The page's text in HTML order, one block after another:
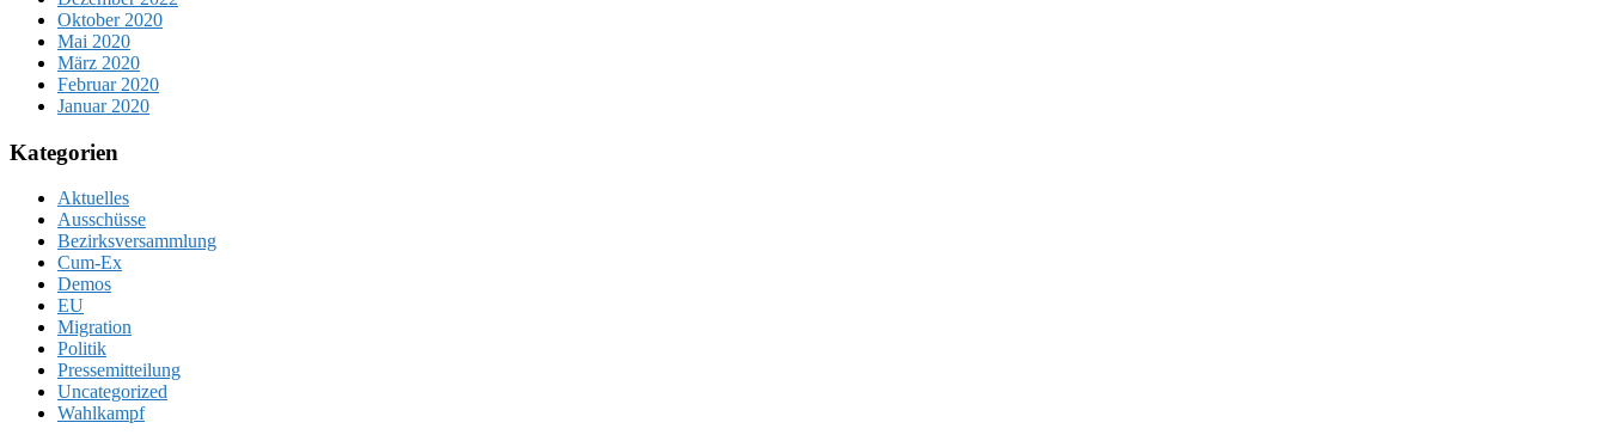
Oktober 2020
Mai 2020
März 2020
Februar 2020
Januar 2020
Kategorien
Aktuelles
Ausschüsse
Bezirksversammlung
Cum-Ex
Demos
EU
Migration
Politik
Pressemitteilung
Uncategorized
Wahlkampf